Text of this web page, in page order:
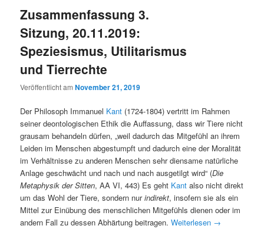
Zusammenfassung 3.
Sitzung, 20.11.2019:
Speziesismus, Utilitarismus
und Tierrechte
Veröffentlicht amNovember 21, 2019
Der Philosoph Immanuel Kant (1724-1804) vertritt im Rahmen
seiner deontologischen Ethik die Auffassung, dass wir Tiere nicht
grausam behandeln dürfen, „weil dadurch das Mitgefühl an ihrem
Leiden im Menschen abgestumpft und dadurch eine der Moralität
im Verhältnisse zu anderen Menschen sehr diensame natürliche
Anlage geschwächt und nach und nach ausgetilgt wird“ (Die
Metaphysik der Sitten, AA VI, 443) Es geht Kant also nicht direkt
um das Wohl der Tiere, sondern nurindirekt, insofern sie als ein
Mittel zur Einübung des menschlichen Mitgefühls dienen oder im
andern Fall zu dessen Abhärtung beitragen.Weiterlesen →